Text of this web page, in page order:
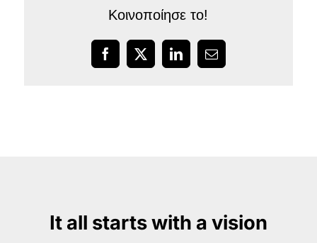
Κοινοποίησε το!
Facebook
X LinkedInEmail
It all starts with a vision